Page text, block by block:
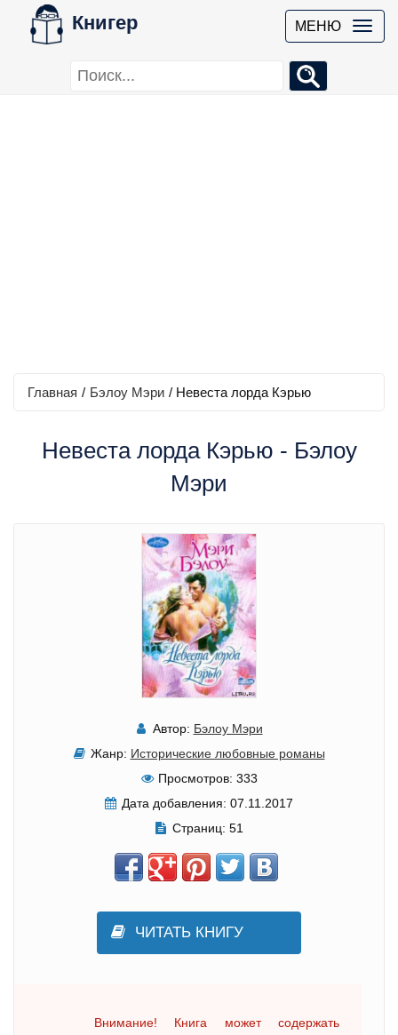
Книгер МЕНЮ
Главная / Бэлоу Мэри / Невеста лорда Кэрью
Невеста лорда Кэрью - Бэлоу
Мэри
Автор: Бэлоу Мэри
Жанр: Исторические любовные романы
Просмотров: 333
Дата добавления: 07.11.2017
Страниц: 51
ЧИТАТЬ КНИГУ
Внимание! Книга может содержать